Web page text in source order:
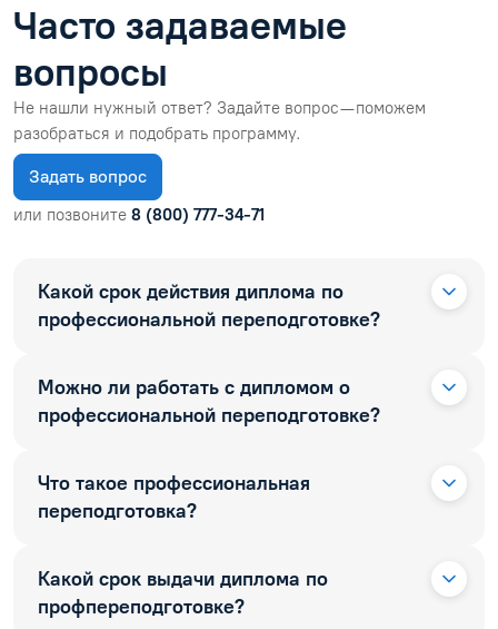
Часто задаваемые
вопросы
Не нашли нужный ответ? Задайте вопрос — поможем
разобраться и подобрать программу.
Задать вопрос
или позвоните 8 (800) 777-34-71
Какой срок действия диплома по
профессиональной переподготовке?
Можно ли работать с дипломом о
профессиональной переподготовке?
Что такое профессиональная
переподготовка?
Какой срок выдачи диплома по
профпереподготовке?